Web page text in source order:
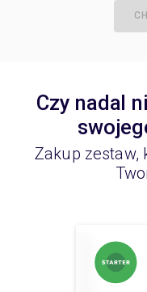
Czy nadal
Zakup zestaw,